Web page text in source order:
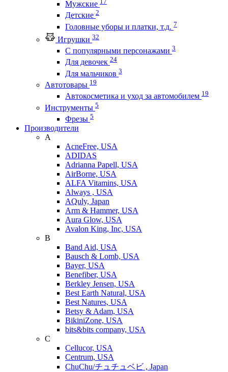
Мужские
Детские 2
Головные уборы и платки, т.д. 7
Игрушки 32
С популярными персонажами 3
Для девочек 24
Для мальчиков 3
Автотовары 19
Автокосметика и уход за автомобилем 19
Инструменты 5
Фрезы 5
Производители
A
AcneFree, USA
ADIDAS
Adrianna Papell, USA
AirBorne, USA
ALFA Vitamins, USA
Always , USA
AQuly, Japan
Arm & Hammer, USA
Aura Glow, USA
Avalon King, Inc, USA
B
Band Aid, USA
Bausch & Lomb, USA
Bayer, USA
Benefiber, USA
Berkley Jensen, USA
Best Earth Natural, USA
Best Natures, USA
Betsy & Adam, USA
BikiniZone, USA
bits&bits company, USA
C
Cellucor, USA
Centrum, USA
ChuChu/チュチュベビ , Japan